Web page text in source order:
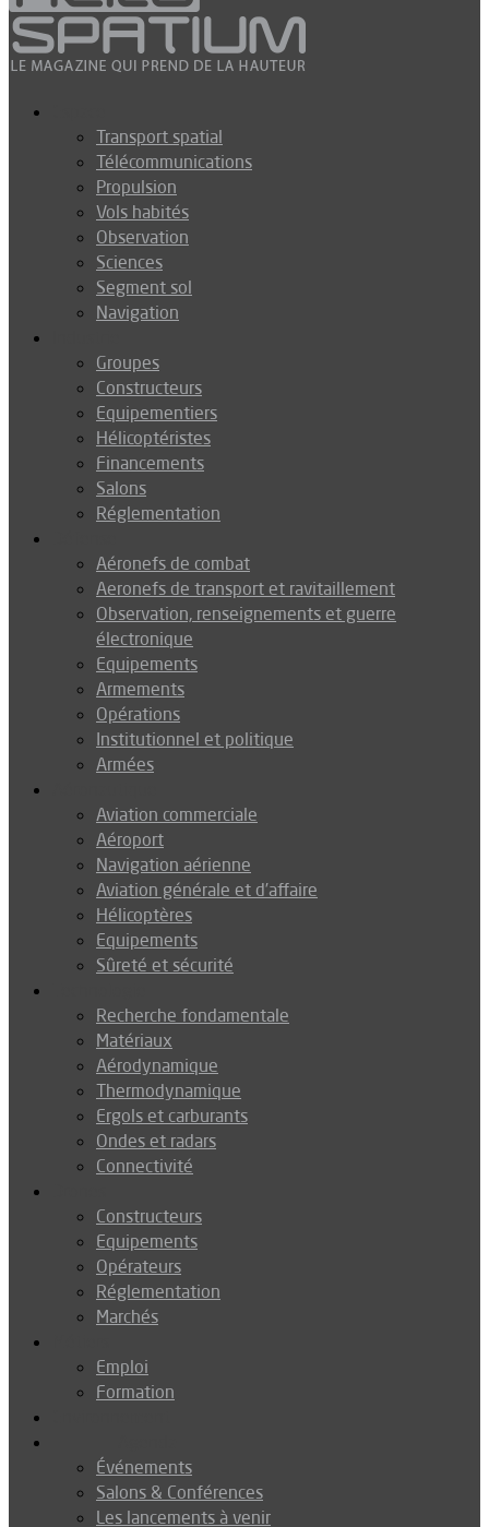
Transport spatial
Télécommunications
Propulsion
Vols habités
Observation
Sciences
Segment sol
Navigation
Groupes
Constructeurs
Equipementiers
Hélicoptéristes
Financements
Salons
Réglementation
Aéronefs de combat
Aeronefs de transport et ravitaillement
Observation, renseignements et guerre
électronique
Equipements
Armements
Opérations
Institutionnel et politique
Armées
Aviation commerciale
Aéroport
Navigation aérienne
Aviation générale et d’affaire
Hélicoptères
Equipements
Sûreté et sécurité
Recherche fondamentale
Matériaux
Aérodynamique
Thermodynamique
Ergols et carburants
Ondes et radars
Connectivité
Constructeurs
Equipements
Opérateurs
Réglementation
Marchés
Emploi
Formation
Événements
Salons & Conférences
Les lancements à venir